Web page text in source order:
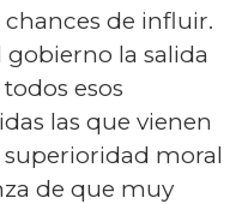
de influir.
gobierno la salida
esos
las que vienen
superioridad moral
de que muy